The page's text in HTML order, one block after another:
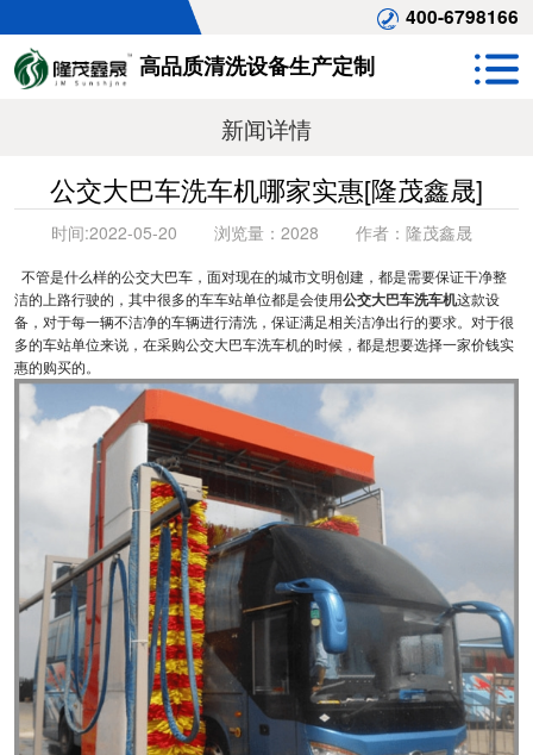
400-6798166
高品质清洗设备生产定制
新闻详情
公交大巴车洗车机哪家实惠[隆茂鑫晟]
时间:2022-05-20 浏览量： 2028 作者： 隆茂鑫晟
不管是什么样的公交大巴车，面对现在的城市文明创建，都是需要保证干净整
洁的上路行驶的，其中很多的车车站单位都是会使用公交大巴车洗车机这款设
备，对于每一辆不洁净的车辆进行清洗，保证满足相关洁净出行的要求。对于很
多的车站单位来说，在采购公交大巴车洗车机的时候，都是想要选择一家价钱实
惠的购买的。